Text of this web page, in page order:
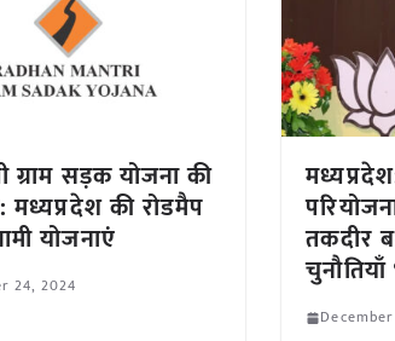
ग्राम सड़क योजना की
की रोडमैप
योजनाएं
24, 2024
तकदीर